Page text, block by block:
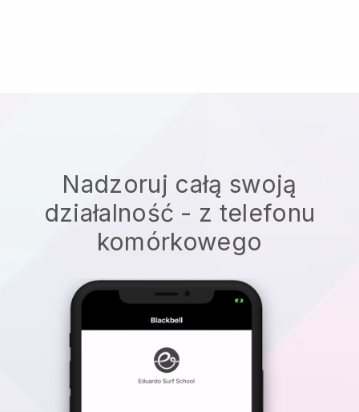
Nadzoruj całą swoją
działalność - z telefonu
komórkowego